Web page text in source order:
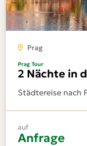
Prag
Prag Tour
2 Nächte in
Städtereise nach
auf
Anfrage